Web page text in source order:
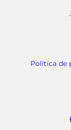
Política de